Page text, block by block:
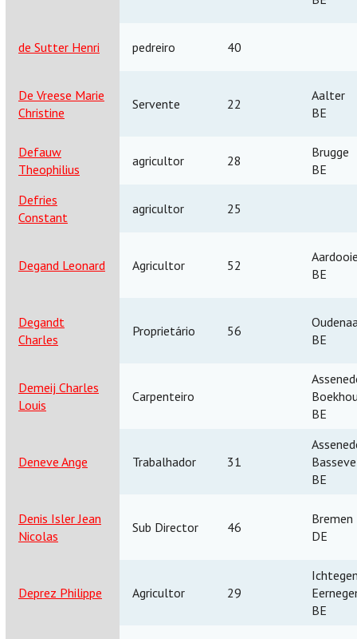
de Sutter Henri pedreiro 40
De Vreese Marie
Christine
Servente 22
Aalter
BE
Defauw
Theophilius
agricultor 28
Brugge
BE
Defries
Constant
agricultor 25
Degand Leonard Agricultor 52
BE
Degandt
Charles
Proprietário 56
BE
Demeij Charles
Louis
Carpenteiro
BE
Deneve Ange Trabalhador 31
BE
Denis Isler Jean
Nicolas
Sub Director 46
Bremen
DE
Deprez Philippe Agricultor 29
BE